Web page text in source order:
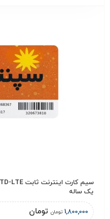
یک ساله
1,800,000 تومان تومان